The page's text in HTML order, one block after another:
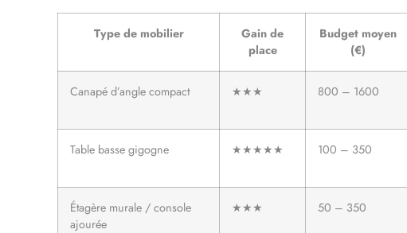
Type de mobilier
Gain de
place
Budget moyen
(€)
Canapé d’angle compact ★★★ 800 – 1600
Table basse gigogne ★★★★★ 100 – 350
Étagère murale / console
ajourée
★★★ 50 – 350